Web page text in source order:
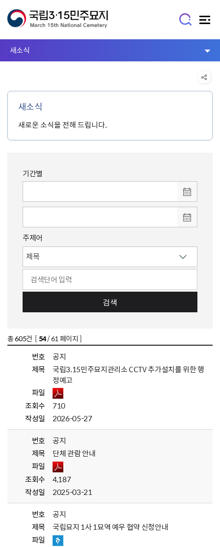
새소식
새소식
새로운 소식을 전해 드립니다.
기간별
주제어
검색
총605건 [54/ 61 페이지 ]
번호
공지
제목
국립3.15민주묘지관리소 CCTV 추가설치를 위한 행
정예고
파일
조회수
710
작성일
2026-05-27
번호
공지
제목
단체 관람 안내
파일
조회수
4,187
작성일
2025-03-21
번호
공지
제목
국립묘지 1사 1묘역 예우 협약 신청안내
파일